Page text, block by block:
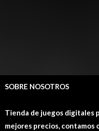
SOBRE NOSOTROS
Tienda de juegos digitales
mejores precios, contamos